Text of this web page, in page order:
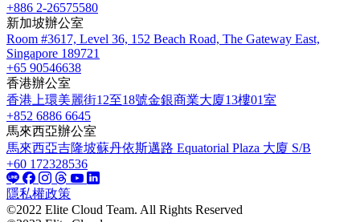
+886 2-26575580
新加坡辦公室
Room #3617, Level 36, 152 Beach Road, The Gateway East,
Singapore 189721
+65 90546638
香港辦公室
香港上環美麗街12至18號金銀商業大廈13樓01室
+852 6886 6645
馬來西亞辦公室
馬來西亞吉隆坡蘇丹依斯邁路 Equatorial Plaza 大廈 S/B
+60 172328536
隱私權政策
©2022 Elite Cloud Team. All Rights Reserved